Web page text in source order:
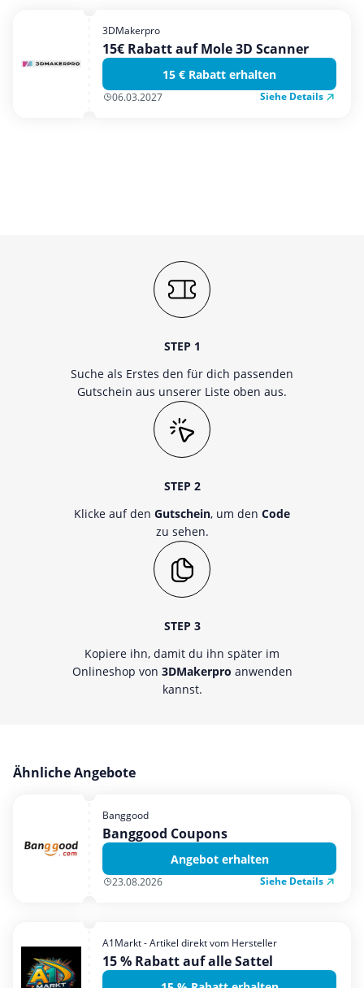
Mode & Accessoires
Shopping
3DMakerpro
15€ Rabatt auf Mole 3D Scanner
15 € Rabatt erhalten
06.03.2027 Siehe Details
STEP 1
Suche als Erstes den für dich passenden
Gutschein aus unserer Liste oben aus.
STEP 2
Klicke auf den Gutschein, um den Code
zu sehen.
STEP 3
Kopiere ihn, damit du ihn später im
Onlineshop von 3DMakerpro anwenden
kannst.
Ähnliche Angebote
Banggood
Banggood Coupons
Angebot erhalten
23.08.2026 Siehe Details
A1Markt - Artikel direkt vom Hersteller
15 % Rabatt auf alle Sattel